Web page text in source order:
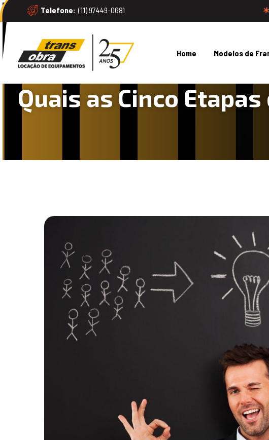
Telefone: (11) 97449-0681
Home Modelos de
Quais as Cinco
////